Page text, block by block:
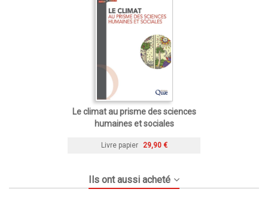
Le climat au prisme des sciences
humaines et sociales
Livre papier 29,90 €
Ils ont aussi acheté